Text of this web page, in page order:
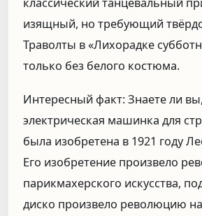
изящный, но требующий
Траволты в «Лихорадке
только без белого костюма.
Интересный факт: Знаете ли
электрическая машинка для
была изобретена в 1921 году
Его изобретение произвело
парикмахерского искусства,
диско произвело революцию на